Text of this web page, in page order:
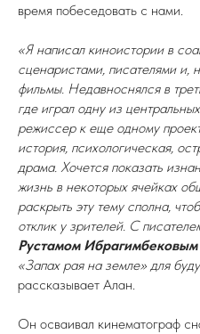
время побеседовать с нами.
«Я написал киноистории в
сценаристами, писателями и,
фильмы. Недавноснялся в
где играл одну из
режиссер к еще одному
история, психологическая,
драма. Хочется показать
жизнь в некоторых ячейках
раскрыть эту тему сполна,
отклик у зрителей. С
Рустамом Ибрагимбековым
«Запах рая на земле» для
рассказывает Алан.
Он осваивал кинематограф